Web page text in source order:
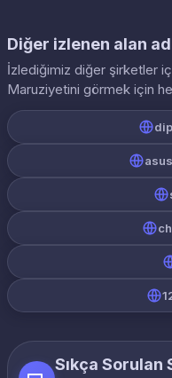
Diğer izlenen alan
İzlediğimiz diğer şirketler
Maruziyetini görmek için
Sıkça Sorulan